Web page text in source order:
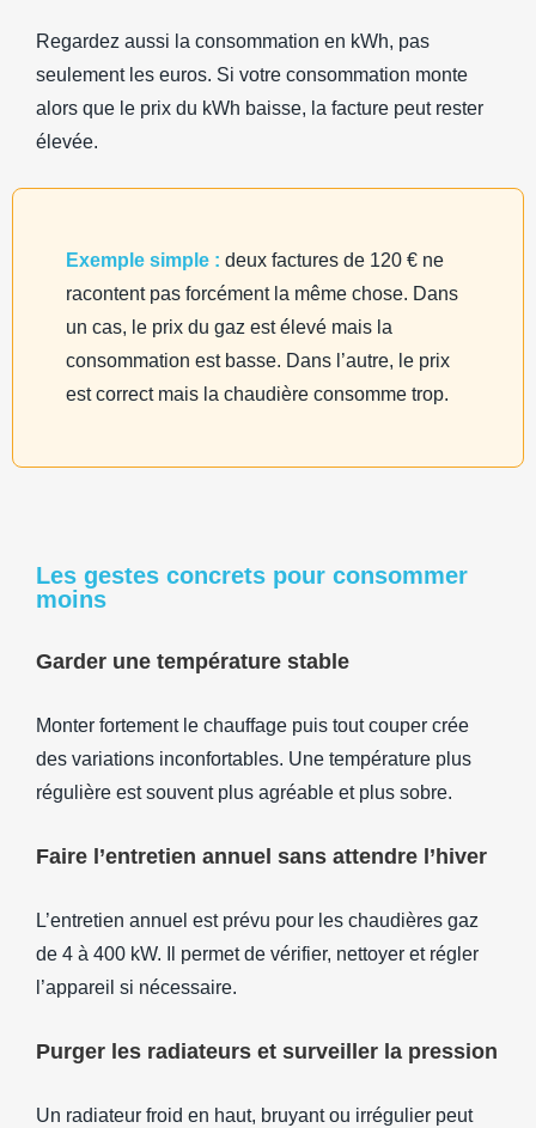
Regardez aussi la consommation en kWh, pas
seulement les euros. Si votre consommation monte
alors que le prix du kWh baisse, la facture peut rester
élevée.
Exemple simple : deux factures de 120 € ne
racontent pas forcément la même chose. Dans
un cas, le prix du gaz est élevé mais la
consommation est basse. Dans l’autre, le prix
est correct mais la chaudière consomme trop.
Les gestes concrets pour consommer
moins
Garder une température stable
Monter fortement le chauffage puis tout couper crée
des variations inconfortables. Une température plus
régulière est souvent plus agréable et plus sobre.
Faire l’entretien annuel sans attendre l’hiver
L’entretien annuel est prévu pour les chaudières gaz
de 4 à 400 kW. Il permet de vérifier, nettoyer et régler
l’appareil si nécessaire.
Purger les radiateurs et surveiller la pression
Un radiateur froid en haut, bruyant ou irrégulier peut